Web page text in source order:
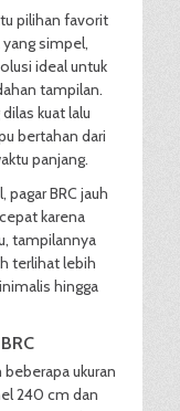
pilihan favorit
simpel,
ideal untuk
tampilan.
kuat lalu
bertahan dari
panjang.
BRC jauh
karena
tampilannya
terlihat lebih
hingga
ukuran
240 cm dan